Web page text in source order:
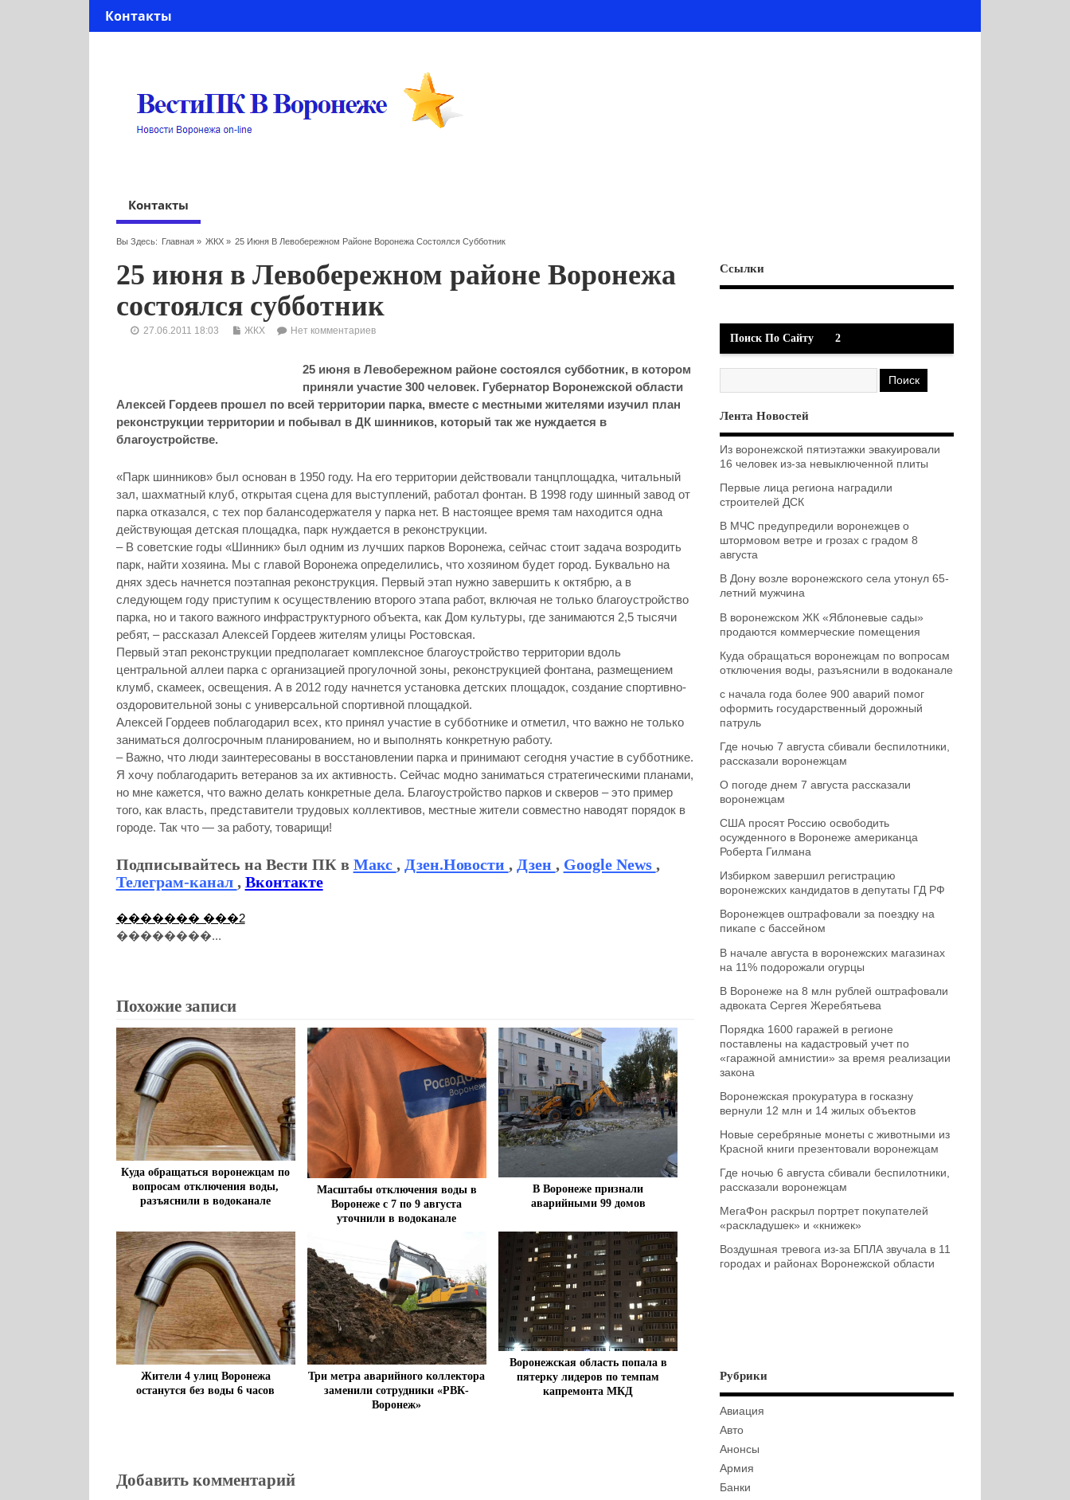
Контакты
Контакты
Вы Здесь: Главная» ЖКХ » 25 Июня В Левобережном Районе Воронежа Состоялся Субботник
25 июня в Левобережном районе Воронежа
состоялся субботник
27.06.2011 18:03 ЖКХ Нет комментариев
25 июня в Левобережном районе состоялся субботник, в котором
приняли участие 300 человек. Губернатор Воронежской области
Алексей Гордеев прошел по всей территории парка, вместе с местными жителями изучил план
реконструкции территории и побывал в ДК шинников, который так же нуждается в
благоустройстве.
«Парк шинников» был основан в 1950 году. На его территории действовали танцплощадка, читальный
зал, шахматный клуб, открытая сцена для выступлений, работал фонтан. В 1998 году шинный завод от
парка отказался, с тех пор балансодержателя у парка нет. В настоящее время там находится одна
действующая детская площадка, парк нуждается в реконструкции.
– В советские годы «Шинник» был одним из лучших парков Воронежа, сейчас стоит задача возродить
парк, найти хозяина. Мы с главой Воронежа определились, что хозяином будет город. Буквально на
днях здесь начнется поэтапная реконструкция. Первый этап нужно завершить к октябрю, а в
следующем году приступим к осуществлению второго этапа работ, включая не только благоустройство
парка, но и такого важного инфраструктурного объекта, как Дом культуры, где занимаются 2,5 тысячи
ребят, – рассказал Алексей Гордеев жителям улицы Ростовская.
Первый этап реконструкции предполагает комплексное благоустройство территории вдоль
центральной аллеи парка с организацией прогулочной зоны, реконструкцией фонтана, размещением
клумб, скамеек, освещения. А в 2012 году начнется установка детских площадок, создание спортивно-
оздоровительной зоны с универсальной спортивной площадкой.
Алексей Гордеев поблагодарил всех, кто принял участие в субботнике и отметил, что важно не только
заниматься долгосрочным планированием, но и выполнять конкретную работу.
– Важно, что люди заинтересованы в восстановлении парка и принимают сегодня участие в субботнике.
Я хочу поблагодарить ветеранов за их активность. Сейчас модно заниматься стратегическими планами,
но мне кажется, что важно делать конкретные дела. Благоустройство парков и скверов – это пример
того, как власть, представители трудовых коллективов, местные жители совместно наводят порядок в
городе. Так что — за работу, товарищи!
Подписывайтесь на Вести ПК в Макс , Дзен.Новости , Дзен , Google News ,
Телеграм-канал , Вконтакте
������� ���2
��������...
Похожие записи
Куда обращаться воронежцам по
вопросам отключения воды,
разъяснили в водоканале
Масштабы отключения воды в
Воронеже с 7 по 9 августа
уточнили в водоканале
В Воронеже признали
аварийными 99 домов
Жители 4 улиц Воронежа
останутся без воды 6 часов
Три метра аварийного коллектора
заменили сотрудники «РВК-
Воронеж»
Воронежская область попала в
пятерку лидеров по темпам
капремонта МКД
Добавить комментарий
Ссылки
Поиск По Сайту 2
Лента Новостей
Из воронежской пятиэтажки эвакуировали
16 человек из-за невыключенной плиты
Первые лица региона наградили
строителей ДСК
В МЧС предупредили воронежцев о
штормовом ветре и грозах с градом 8
августа
В Дону возле воронежского села утонул 65-
летний мужчина
В воронежском ЖК «Яблоневые сады»
продаются коммерческие помещения
Куда обращаться воронежцам по вопросам
отключения воды, разъяснили в водоканале
с начала года более 900 аварий помог
оформить государственный дорожный
патруль
Где ночью 7 августа сбивали беспилотники,
рассказали воронежцам
О погоде днем 7 августа рассказали
воронежцам
США просят Россию освободить
осужденного в Воронеже американца
Роберта Гилмана
Избирком завершил регистрацию
воронежских кандидатов в депутаты ГД РФ
Воронежцев оштрафовали за поездку на
пикапе с бассейном
В начале августа в воронежских магазинах
на 11% подорожали огурцы
В Воронеже на 8 млн рублей оштрафовали
адвоката Сергея Жеребятьева
Порядка 1600 гаражей в регионе
поставлены на кадастровый учет по
«гаражной амнистии» за время реализации
закона
Воронежская прокуратура в госказну
вернули 12 млн и 14 жилых объектов
Новые серебряные монеты с животными из
Красной книги презентовали воронежцам
Где ночью 6 августа сбивали беспилотники,
рассказали воронежцам
МегаФон раскрыл портрет покупателей
«раскладушек» и «книжек»
Воздушная тревога из-за БПЛА звучала в 11
городах и районах Воронежской области
Рубрики
Авиация
Авто
Анонсы
Армия
Банки